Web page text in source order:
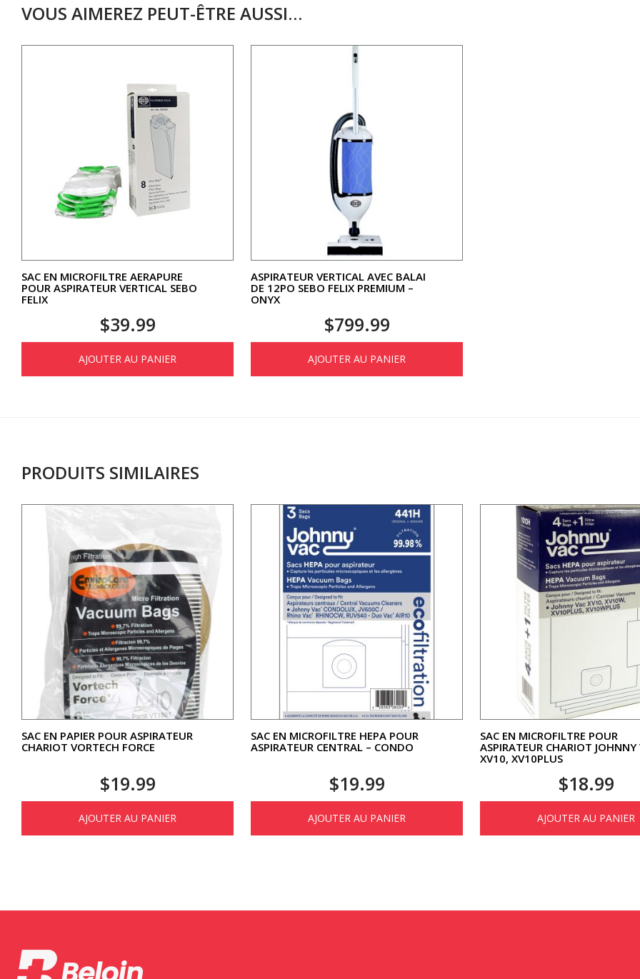
VOUS AIMEREZ PEUT-ÊTRE AUSSI…
SAC EN MICROFILTRE AERAPURE
POUR ASPIRATEUR VERTICAL SEBO
FELIX
$39.99
AJOUTER AU PANIER
ASPIRATEUR VERTICAL AVEC BALAI
DE 12PO SEBO FELIX PREMIUM –
ONYX
$799.99
AJOUTER AU PANIER
PRODUITS SIMILAIRES
SAC EN PAPIER POUR ASPIRATEUR
CHARIOT VORTECH FORCE
$19.99
AJOUTER AU PANIER
SAC EN MICROFILTRE HEPA POUR
ASPIRATEUR CENTRAL – CONDO
$19.99
AJOUTER AU PANIER
SAC EN MICROFILTRE POUR
ASPIRATEUR CHARIOT JOHNNY
XV10, XV10PLUS
$18.99
AJOUTER AU PANIER